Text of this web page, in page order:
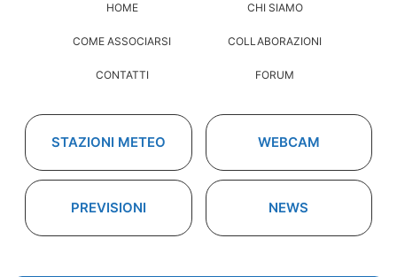
HOME CHI SIAMO
COME ASSOCIARSI COLLABORAZIONI
CONTATTI FORUM
STAZIONI METEO WEBCAM
PREVISIONI NEWS